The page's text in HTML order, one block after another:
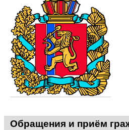
Обращения и приём